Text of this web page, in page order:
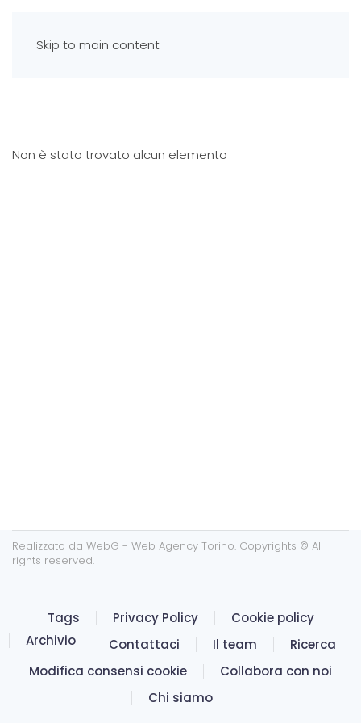
Skip to main content
Non è stato trovato alcun elemento
Realizzato da WebG - Web Agency Torino. Copyrights © All
rights reserved.
Tags Privacy Policy
Cookie policy
Archivio
Contattaci Il team
Ricerca
Modifica consensi cookie
Collabora con noi
Chi siamo